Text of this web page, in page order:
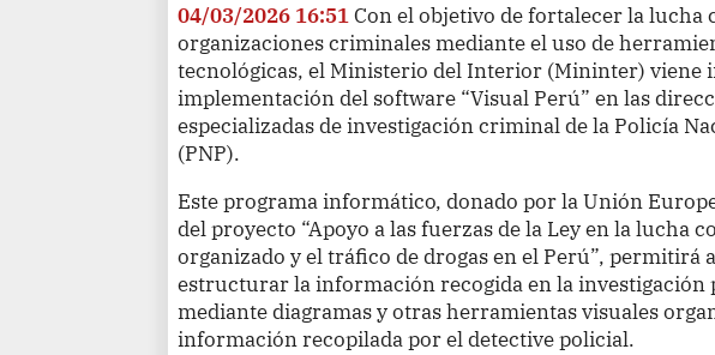
04/03/2026 16:51Con el objetivo de fortalecer la lucha
organizaciones criminales mediante el uso de
tecnológicas, el Ministerio del Interior (Mininter) viene
implementación del software “Visual Perú” en las
especializadas de investigación criminal de la Policía
(PNP).
Este programa informático, donado por la Unión
del proyecto “Apoyo a las fuerzas de la Ley en la lucha
organizado y el tráfico de drogas en el Perú”, permitirá
estructurar la información recogida en la investigación
mediante diagramas y otras herramientas visuales
información recopilada por el detective policial.